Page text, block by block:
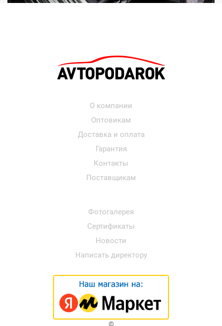
О компании
Оптовикам
Доставка и оплата
Гарантия
Контакты
Поставщикам
Фотогалерея
Сертификаты
Новости
Написать директору
©